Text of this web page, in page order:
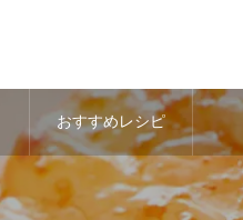
おすすめレシピ